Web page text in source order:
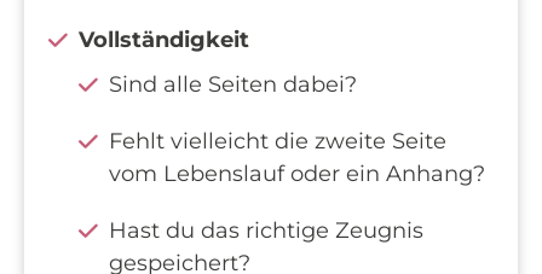
Vollständigkeit
Sind alle Seiten dabei?
Fehlt vielleicht die zweite Seite
vom Lebenslauf oder ein Anhang?
Hast du das richtige Zeugnis
gespeichert?